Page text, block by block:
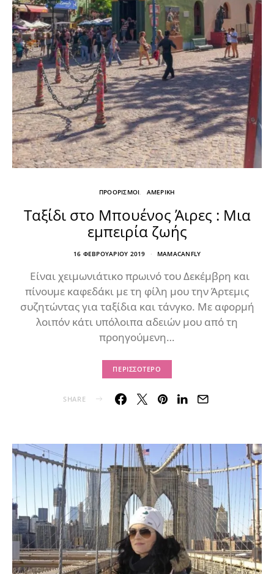
ΠΡΟΟΡΙΣΜΟΙ ΑΜΕΡΙΚΗ
Ταξίδι στο Μπουένος Άιρες : Μια
εμπειρία ζωής
16 ΦΕΒΡΟΥΑΡΊΟΥ 2019 MAMACANFLY
Είναι χειμωνιάτικο πρωινό του Δεκέμβρη και
πίνουμε καφεδάκι με τη φίλη μου την Άρτεμις
συζητώντας για ταξίδια και τάνγκο. Με αφορμή
λοιπόν κάτι υπόλοιπα αδειών μου από τη
προηγούμενη…
ΠΕΡΙΣΣΌΤΕΡΟ
SHARE